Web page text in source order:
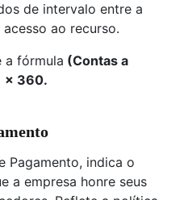
de intervalo entre a
ao recurso.
a fórmula (Contas a
× 360.
Pagamento, indica o
a empresa honre seus